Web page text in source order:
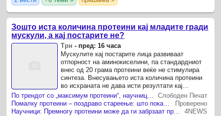
Зошто иста количина протеини кај младите гради
мускули, а кај постарите не?
Трн - пред: 16 часа
Мускулите кај постарите лица развиваат
отпорност на аминокиселини, па стандардниот
внес од 20 грама протеини веќе не стимулира
синтеза. Внесувањето иста количина протеини
во исхраната не дава исти резултати кај
младите и кај постарите лица поради феноменот
познат како анаболна ...
По трендот со „максимум протеини“, научниците предупредуваат: Можеби внесуваме многу повеќе отколку што ни треба
Слободен Печат
Помалку протеини – поздраво стареење: што покажува новата студија
Проверено
Научници: Премногу протеини може да ги забрзаат проблемите поврзани со стареењето
4NEWS